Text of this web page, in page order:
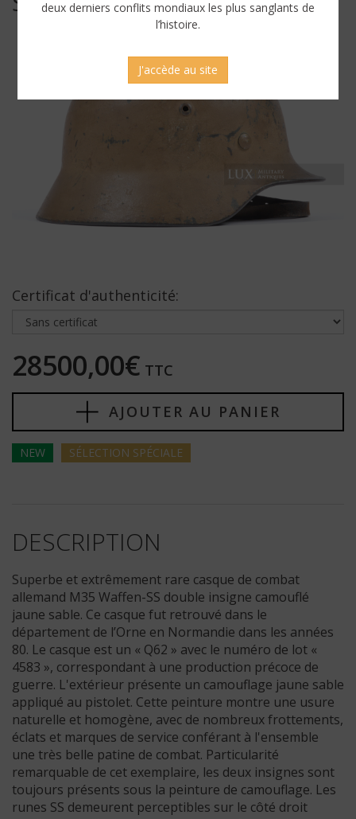
Certificat d'authenticité:
28500,00€ TTC
AJOUTER AU PANIER
NEW SÉLECTION SPÉCIALE
DESCRIPTION
Superbe et extrêmement rare casque de combat
allemand M35 Waffen-SS double insigne camouflé
jaune sable. Ce casque fut retrouvé dans le
département de l’Orne en Normandie dans les années
80. Le casque est un « Q62 » avec le numéro de lot «
4583 », correspondant à une production précoce de
guerre. L'extérieur présente un camouflage jaune sable
appliqué au pistolet. Cette peinture montre une usure
naturelle et homogène, avec de nombreux frottements,
éclats et marques de service conférant à l'ensemble
une très belle patine de combat. Particularité
remarquable de cet exemplaire, les deux insignes sont
toujours présents sous la peinture de camouflage. Les
runes SS demeurent perceptibles sur le côté droit
deux derniers conflits mondiaux les plus sanglants de
l’histoire.
J'accède au site